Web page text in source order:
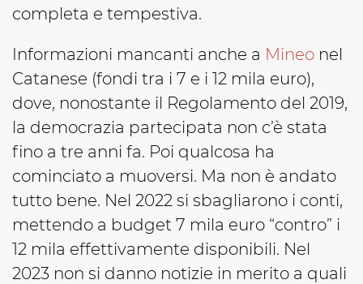
completa e tempestiva.
Informazioni mancanti anche a Mineo nel
Catanese (fondi tra i 7 e i 12 mila euro),
dove, nonostante il Regolamento del 2019,
la democrazia partecipata non c’è stata
fino a tre anni fa. Poi qualcosa ha
cominciato a muoversi. Ma non è andato
tutto bene. Nel 2022 si sbagliarono i conti,
mettendo a budget 7 mila euro “contro” i
12 mila effettivamente disponibili. Nel
2023 non si danno notizie in merito a quali